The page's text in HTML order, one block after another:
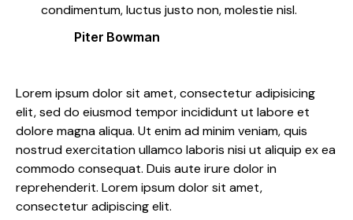
condimentum, luctus justo non, molestie nisl.
Piter Bowman
Lorem ipsum dolor sit amet, consectetur adipisicing
elit, sed do eiusmod tempor incididunt ut labore et
dolore magna aliqua. Ut enim ad minim veniam, quis
nostrud exercitation ullamco laboris nisi ut aliquip ex ea
commodo consequat. Duis aute irure dolor in
reprehenderit. Lorem ipsum dolor sit amet,
consectetur adipiscing elit.